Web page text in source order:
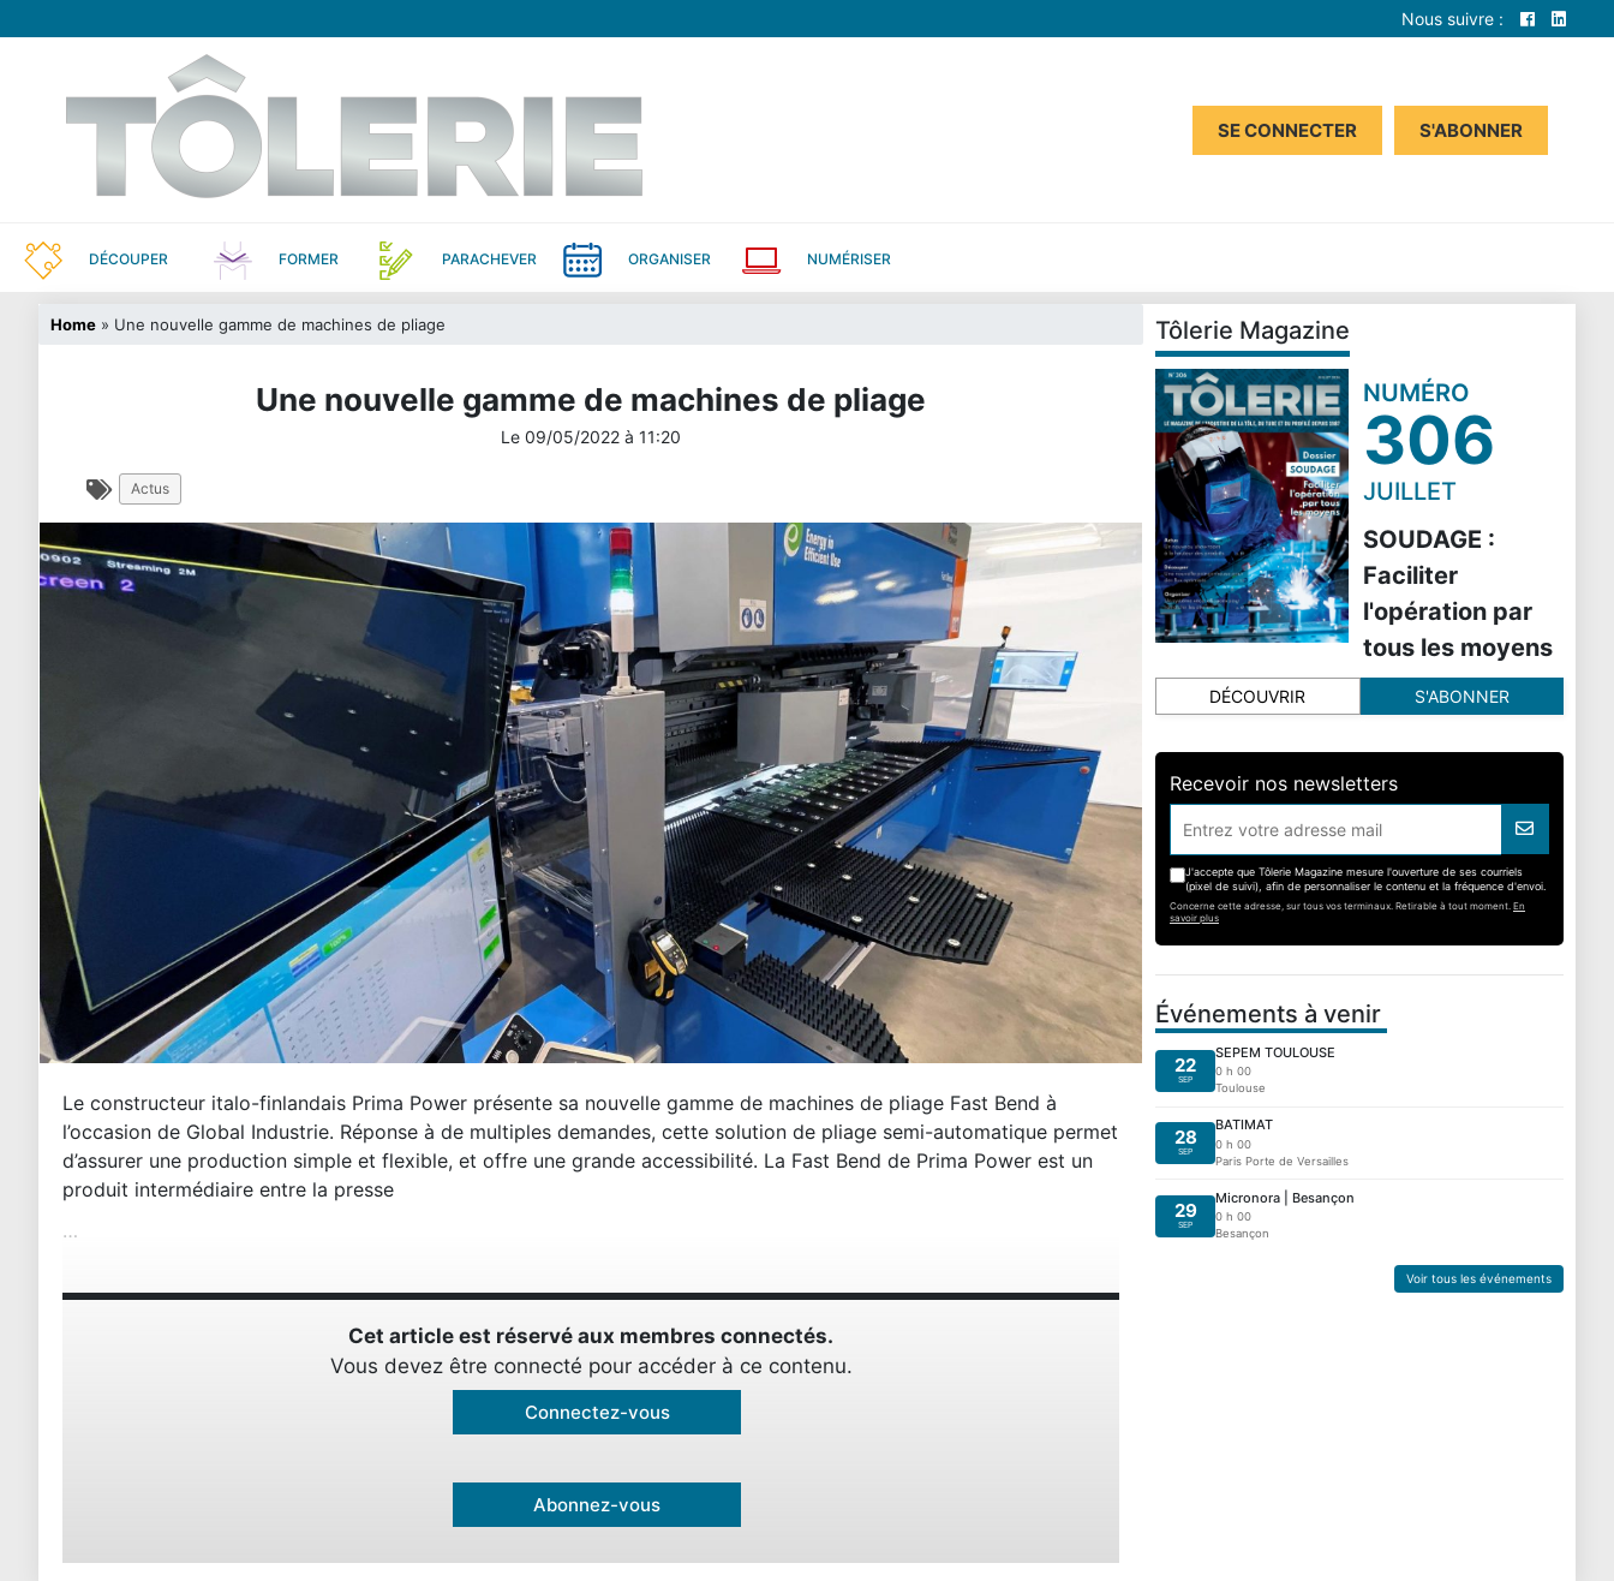
Nous suivre :
SE CONNECTER S'ABONNER
DÉCOUPER FORMER PARACHEVER ORGANISER NUMÉRISER
Home » Une nouvelle gamme de machines de pliage
Une nouvelle gamme de machines de pliage
Le 09/05/2022 à 11:20
Actus
Le constructeur italo-finlandais Prima Power présente sa nouvelle gamme de machines de pliage Fast Bend à
l’occasion de Global Industrie. Réponse à de multiples demandes, cette solution de pliage semi-automatique permet
d’assurer une production simple et flexible, et offre une grande accessibilité. La Fast Bend de Prima Power est un
produit intermédiaire entre la presse
…
Cet article est réservé aux membres connectés.
Vous devez être connecté pour accéder à ce contenu.
Connectez-vous
Abonnez-vous
Tôlerie Magazine
NUMÉRO
306
JUILLET
SOUDAGE :
Faciliter
l'opération par
tous les moyens
DÉCOUVRIR S'ABONNER
Recevoir nos newsletters
J'accepte que Tôlerie Magazine mesure l'ouverture de ses courriels
(pixel de suivi), afin de personnaliser le contenu et la fréquence d'envoi.
Concerne cette adresse, sur tous vos terminaux. Retirable à tout moment. En
savoir plus
Événements à venir
22
SEP
SEPEM TOULOUSE
0 h 00
Toulouse
28
SEP
BATIMAT
0 h 00
Paris Porte de Versailles
29
SEP
Micronora | Besançon
0 h 00
Besançon
Voir tous les événements